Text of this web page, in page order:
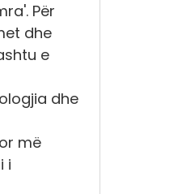
Për
dhe
e
dhe
më
i